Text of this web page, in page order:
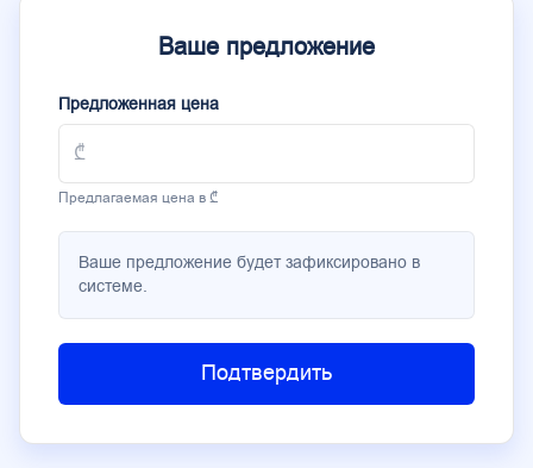
Ваше предложение
Предложенная цена
Предлагаемая цена в ₾
Ваше предложение будет зафиксировано в
системе.
Подтвердить